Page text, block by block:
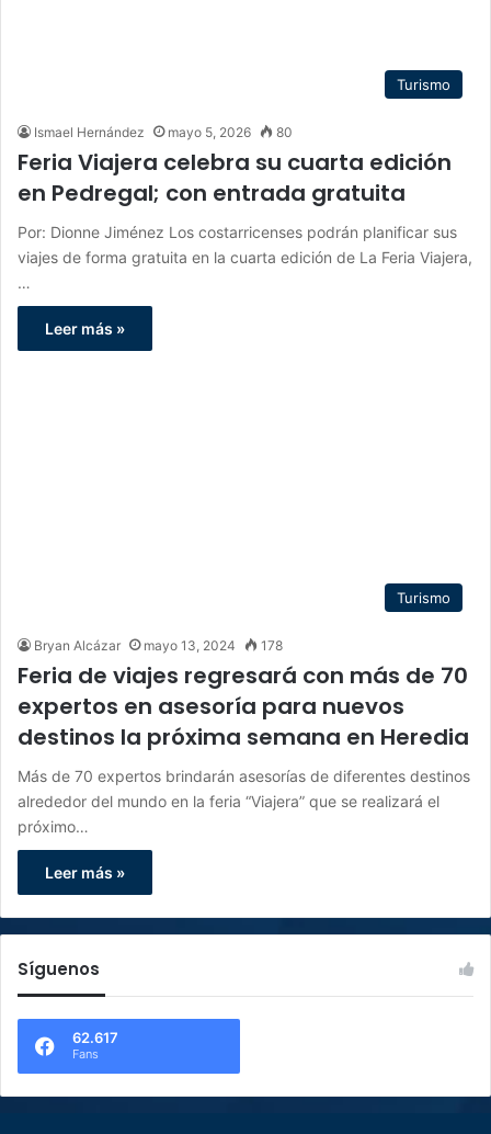
Turismo
Ismael Hernández mayo 5, 2026 80
Feria Viajera celebra su cuarta edición
en Pedregal; con entrada gratuita
Por: Dionne Jiménez Los costarricenses podrán planificar sus
viajes de forma gratuita en la cuarta edición de La Feria Viajera,
…
Leer más »
Turismo
Bryan Alcázar mayo 13, 2024 178
Feria de viajes regresará con más de 70
expertos en asesoría para nuevos
destinos la próxima semana en Heredia
Más de 70 expertos brindarán asesorías de diferentes destinos
alrededor del mundo en la feria “Viajera” que se realizará el
próximo…
Leer más »
Síguenos
62.617
Fans